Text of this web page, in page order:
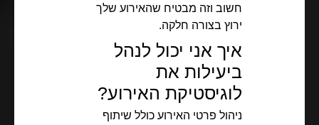
חשוב וזה מבטיח שהאירוע שלך
ירוץ בצורה חלקה.
איך אני יכול לנהל
ביעילות את
לוגיסטיקת האירוע?
ניהול פרטי האירוע כולל שיתוף